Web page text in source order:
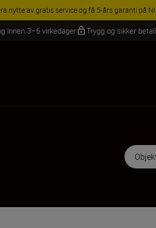
SAVINGS | Få 15 % rabatt på utvalgt
innen 3–6 virkedager Trygg og sikker